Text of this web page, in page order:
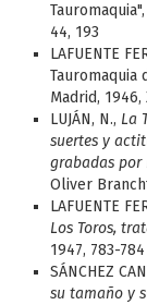
44, 193
LAFUENTE
Tauromaquia
Madrid, 1946,
LUJÁN, N., La
suertes y
grabadas por
Oliver
LAFUENTE
Los Toros,
1947, 783-784
SÁNCHEZ
su tamaño y